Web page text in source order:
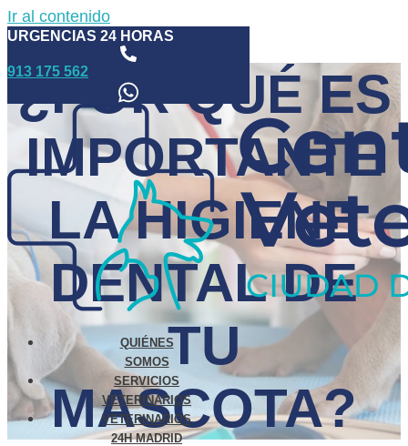
Ir al contenido
URGENCIAS 24 HORAS
913 175 562
QUIÉNES
SOMOS
SERVICIOS
VETERINARIOS
VETERINARIOS
24H MADRID
¿POR QUÉ ES
IMPORTANTE
LA HIGIENE
DENTAL DE
TU
MASCOTA?